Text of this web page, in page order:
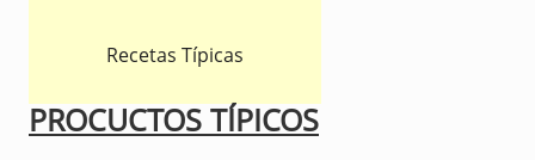
Recetas Típicas
PROCUCTOS TÍPICOS